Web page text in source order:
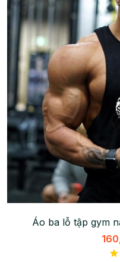
Áo ba lỗ tập gym